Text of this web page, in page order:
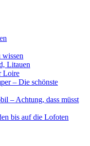
Litauen
Loire
– Die schönste
– Achtung, dass müsst
bis auf die Lofoten